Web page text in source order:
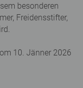
besonderen
Freidensstifter,
10. Jänner 2026